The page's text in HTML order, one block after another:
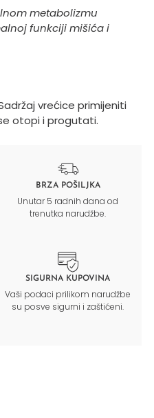
metabolizmu
funkciji mišića i
vrećice primijeniti
se otopi i progutati.
BRZA POŠILJKA
Unutar 5 radnih dana od
trenutka narudžbe.
SIGURNA KUPOVINA
Vaši podaci prilikom narudžbe
su posve sigurni i zaštićeni.